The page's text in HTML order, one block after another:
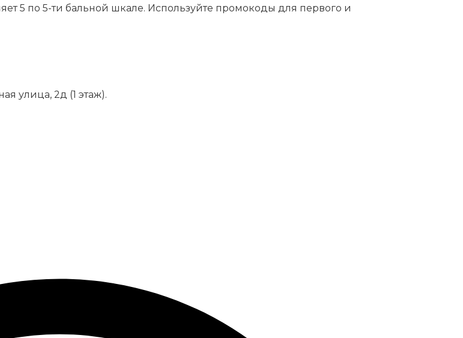
5 по 5-ти бальной шкале. Используйте промокоды для первого и
улица, 2д (1 этаж).